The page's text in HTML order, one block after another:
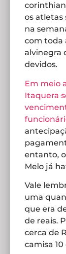
os atletas
na
com toda
alvinegra
devidos.
Em meio
Itaquera
entanto,
Melo já
Vale
uma
que era
de reais.
cerca de
camisa